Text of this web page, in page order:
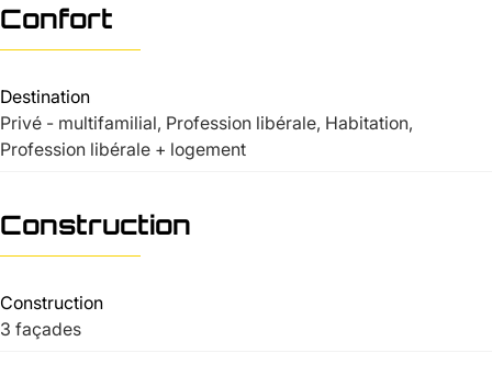
Confort
Destination
Privé - multifamilial, Profession libérale, Habitation,
Profession libérale + logement
Construction
Construction
3 façades